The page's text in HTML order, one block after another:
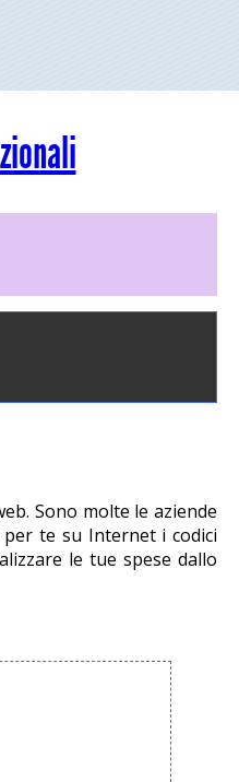
Sono molte le aziende
te su Internet i codici
le tue spese dallo